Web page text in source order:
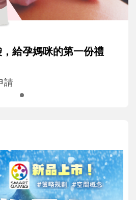
給孕媽咪的第一份禮
請